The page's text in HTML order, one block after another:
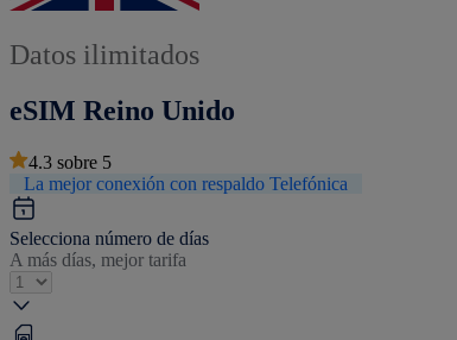
Datos ilimitados
eSIM Reino Unido
4.3 sobre 5
La mejor conexión con respaldo Telefónica
Selecciona número de días
A más días, mejor tarifa